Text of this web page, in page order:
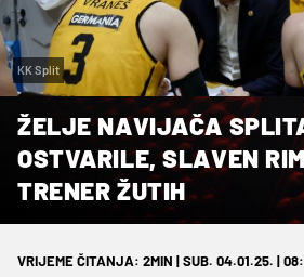
KK Split
ŽELJE NAVIJAČA
OSTVARILE, SLAVEN
TRENER ŽUTIH
VRIJEME ČITANJA: 2MIN | SUB. 04.01.25. |